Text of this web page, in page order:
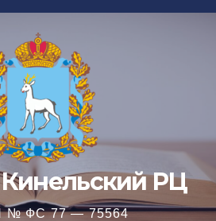
РЦ
№ ФС 77 — 75564